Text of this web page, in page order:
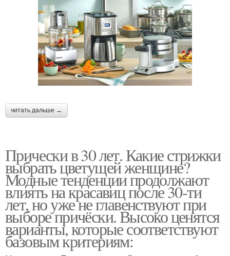
читать дальше →
Прически в 30 лет. Какие стрижки
выбрать цветущей женщине?
Модные тенденции продолжают
влиять на красавиц после 30-ти
лет, но уже не главенствуют при
выборе причёски. Высоко ценятся
варианты, которые соответствуют
базовым критериям: